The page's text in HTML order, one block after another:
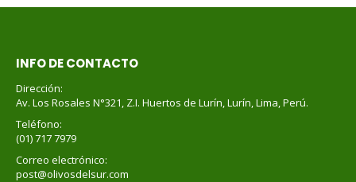
INFO DE CONTACTO
Dirección:
Av. Los Rosales N°321, Z.I. Huertos de Lurín, Lurín, Lima, Perú.
Teléfono:
(01) 717 7979
Correo electrónico:
post@olivosdelsur.com